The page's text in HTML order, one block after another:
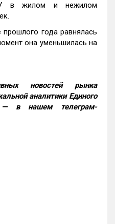
в жилом и нежилом
года равнялась
она уменьшилась на
новостей рынка
аналитики Единого
— в нашем телеграм-